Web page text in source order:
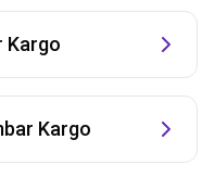
Kargo
Kargo